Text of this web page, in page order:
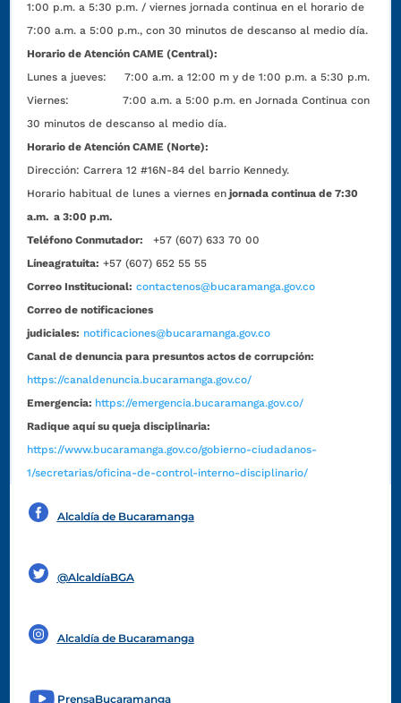
1:00 p.m. a 5:30 p.m. / viernes jornada continua en el horario de
7:00 a.m. a 5:00 p.m., con 30 minutos de descanso al medio día.
Horario de Atención CAME (Central):
Lunes a jueves: 7:00 a.m. a 12:00 m y de 1:00 p.m. a 5:30 p.m.
Viernes: 7:00 a.m. a 5:00 p.m. en Jornada Continua con
30 minutos de descanso al medio día.
Horario de Atención CAME (Norte):
Dirección:Carrera 12 #16N-84 del barrio Kennedy.
Horario habitual de lunes a viernes en jornada continua de 7:30
a.m. a 3:00 p.m.
Teléfono Conmutador:
+57 (607) 633 70 00
Líneagratuita: +57 (607) 652 55 55
Correo Institucional: contactenos@bucaramanga.gov.co
Correo de notificaciones
judiciales: notificaciones@bucaramanga.gov.co
Canal de denuncia para presuntos actos de corrupción:
https://canaldenuncia.bucaramanga.gov.co/
Emergencia: https://emergencia.bucaramanga.gov.co/
Radique aquí su queja disciplinaria:
https://www.bucaramanga.gov.co/gobierno-ciudadanos-
1/secretarias/oficina-de-control-interno-disciplinario/
Alcaldía de Bucaramanga
@AlcaldíaBGA
Alcaldía de Bucaramanga
PrensaBucaramanga